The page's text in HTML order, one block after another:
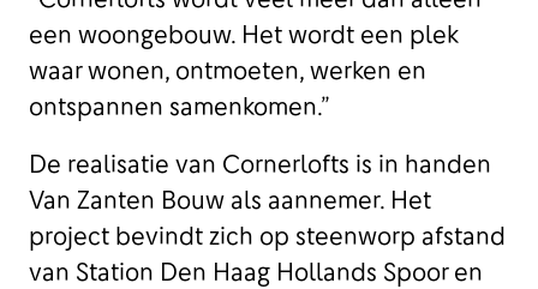
een woongebouw. Het wordt een plek
waar wonen, ontmoeten, werken en
ontspannen samenkomen.”
De realisatie van Cornerlofts is in handen
Van Zanten Bouw als aannemer. Het
project bevindt zich op steenworp afstand
van Station Den Haag Hollands Spoor en